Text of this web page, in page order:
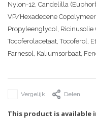
Nylon-12, Candelilla
VP/Hexadecene
Propyleenglycol, Ricinusolie
Tocoferolacetaat, Tocoferol,
Farnesol, Kaliumsorbaat,
Vergelijk Delen
This product is